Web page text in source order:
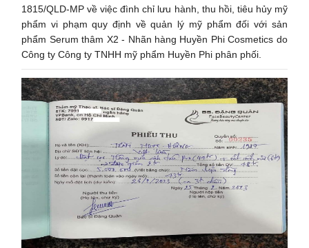
1815/QLD-MP về việc đình chỉ lưu hành, thu hồi, tiêu hủy mỹ
phẩm vi phạm quy định về quản lý mỹ phẩm đối với sản
phẩm Serum thâm X2 - Nhãn hàng Huyền Phi Cosmetics do
Công ty Công ty TNHH mỹ phẩm Huyền Phi phân phối.